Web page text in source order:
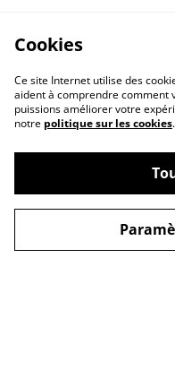
Contactez nous
Politique de
Cookies
Ce site Internet utilise des
aident à comprendre comment
puissions améliorer votre
notre politique sur les cookies.